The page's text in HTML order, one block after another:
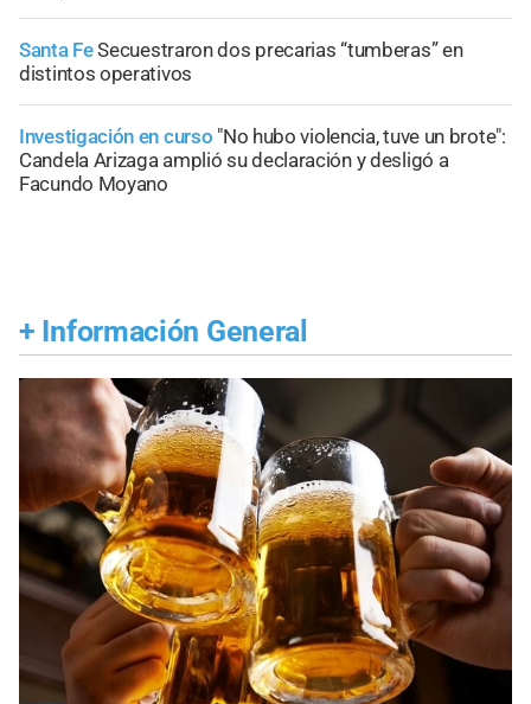
Santa FeSecuestraron dos precarias “tumberas” en
distintos operativos
Investigación en curso "No hubo violencia, tuve un brote":
Candela Arizaga amplió su declaración y desligó a
Facundo Moyano
+ Información General